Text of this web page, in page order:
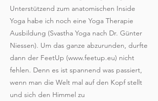
Unterstützend zum anatomischen Inside
Yoga habe ich noch eine Yoga Therapie
Ausbildung (Svastha Yoga nach Dr. Günter
Niessen). Um das ganze abzurunden, durfte
dann der FeetUp (www.feetup.eu) nicht
fehlen. Denn es ist spannend was passiert,
wenn man die Welt mal auf den Kopf stellt
und sich den Himmel zu